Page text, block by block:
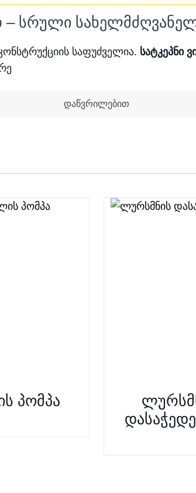
– სრული
საფუძველია. სატკეპნი
დაწვრილებით
პომპა